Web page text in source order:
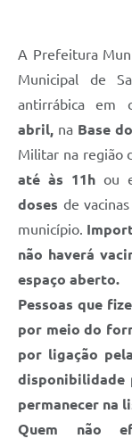
Concursos
Notícias
Defesa Civil
Junta de Serviço
A Prefeitura
Municipal de
antirrábica
abril, na Base
Militar na região
até às 11h ou
doses de
município.
não haverá
espaço aberto.
Pessoas que
por meio do
por ligação
disponibilidade
permanecer na
Quem não